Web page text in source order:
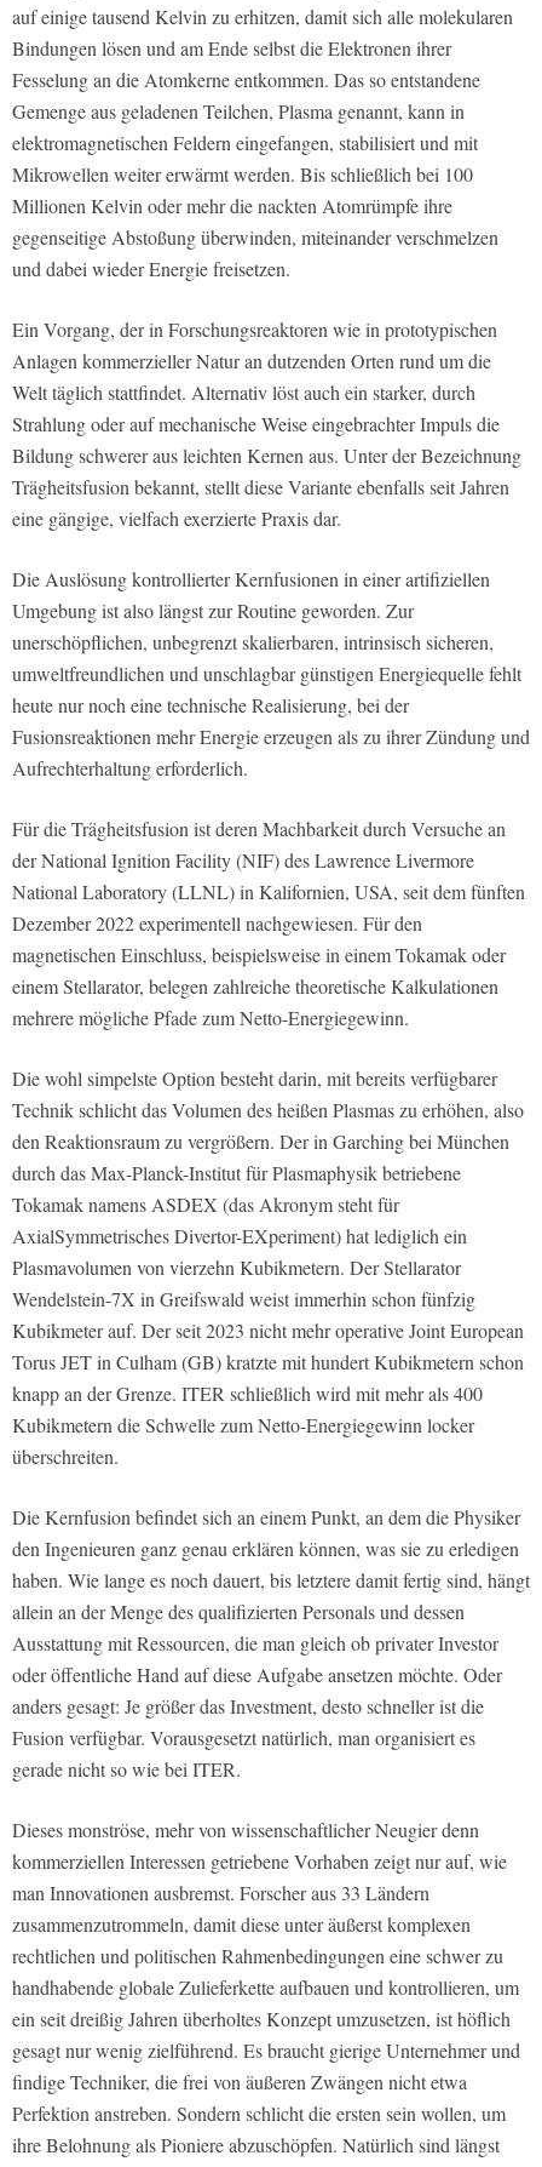
auf einige tausend Kelvin zu erhitzen, damit sich alle molekularen
Bindungen lösen und am Ende selbst die Elektronen ihrer
Fesselung an die Atomkerne entkommen. Das so entstandene
Gemenge aus geladenen Teilchen, Plasma genannt, kann in
elektromagnetischen Feldern eingefangen, stabilisiert und mit
Mikrowellen weiter erwärmt werden. Bis schließlich bei 100
Millionen Kelvin oder mehr die nackten Atomrümpfe ihre
gegenseitige Abstoßung überwinden, miteinander verschmelzen
und dabei wieder Energie freisetzen.
Ein Vorgang, der in Forschungsreaktoren wie in prototypischen
Anlagen kommerzieller Natur an dutzenden Orten rund um die
Welt täglich stattfindet. Alternativ löst auch ein starker, durch
Strahlung oder auf mechanische Weise eingebrachter Impuls die
Bildung schwerer aus leichten Kernen aus. Unter der Bezeichnung
Trägheitsfusion bekannt, stellt diese Variante ebenfalls seit Jahren
eine gängige, vielfach exerzierte Praxis dar.
Die Auslösung kontrollierter Kernfusionen in einer artifiziellen
Umgebung ist also längst zur Routine geworden. Zur
unerschöpflichen, unbegrenzt skalierbaren, intrinsisch sicheren,
umweltfreundlichen und unschlagbar günstigen Energiequelle fehlt
heute nur noch eine technische Realisierung, bei der
Fusionsreaktionen mehr Energie erzeugen als zu ihrer Zündung und
Aufrechterhaltung erforderlich.
Für die Trägheitsfusion ist deren Machbarkeit durch Versuche an
der National Ignition Facility (NIF) des Lawrence Livermore
National Laboratory (LLNL) in Kalifornien, USA, seit dem fünften
Dezember 2022 experimentell nachgewiesen. Für den
magnetischen Einschluss, beispielsweise in einem Tokamak oder
einem Stellarator, belegen zahlreiche theoretische Kalkulationen
mehrere mögliche Pfade zum Netto-Energiegewinn.
Die wohl simpelste Option besteht darin, mit bereits verfügbarer
Technik schlicht das Volumen des heißen Plasmas zu erhöhen, also
den Reaktionsraum zu vergrößern. Der in Garching bei München
durch das Max-Planck-Institut für Plasmaphysik betriebene
Tokamak namens ASDEX (das Akronym steht für
AxialSymmetrisches Divertor-EXperiment) hat lediglich ein
Plasmavolumen von vierzehn Kubikmetern. Der Stellarator
Wendelstein-7X in Greifswald weist immerhin schon fünfzig
Kubikmeter auf. Der seit 2023 nicht mehr operative Joint European
Torus JET in Culham (GB) kratzte mit hundert Kubikmetern schon
knapp an der Grenze. ITER schließlich wird mit mehr als 400
Kubikmetern die Schwelle zum Netto-Energiegewinn locker
überschreiten.
Die Kernfusion befindet sich an einem Punkt, an dem die Physiker
den Ingenieuren ganz genau erklären können, was sie zu erledigen
haben. Wie lange es noch dauert, bis letztere damit fertig sind, hängt
allein an der Menge des qualifizierten Personals und dessen
Ausstattung mit Ressourcen, die man gleich ob privater Investor
oder öffentliche Hand auf diese Aufgabe ansetzen möchte. Oder
anders gesagt: Je größer das Investment, desto schneller ist die
Fusion verfügbar. Vorausgesetzt natürlich, man organisiert es
gerade nicht so wie bei ITER.
Dieses monströse, mehr von wissenschaftlicher Neugier denn
kommerziellen Interessen getriebene Vorhaben zeigt nur auf, wie
man Innovationen ausbremst. Forscher aus 33 Ländern
zusammenzutrommeln, damit diese unter äußerst komplexen
rechtlichen und politischen Rahmenbedingungen eine schwer zu
handhabende globale Zulieferkette aufbauen und kontrollieren, um
ein seit dreißig Jahren überholtes Konzept umzusetzen, ist höflich
gesagt nur wenig zielführend. Es braucht gierige Unternehmer und
findige Techniker, die frei von äußeren Zwängen nicht etwa
Perfektion anstreben. Sondern schlicht die ersten sein wollen, um
ihre Belohnung als Pioniere abzuschöpfen. Natürlich sind längst